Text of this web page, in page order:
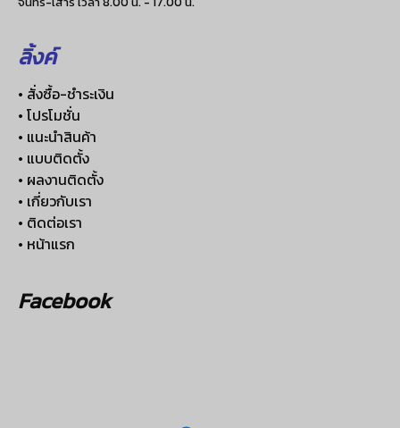
ลิ้งค์
• สั่งซื้อ-ชำระเงิน
• โปรโมชั่น
• แนะนำสินค้า
• แบบติดตั้ง
• ผลงานติดตั้ง
• เกี่ยวกับเรา
• ติดต่อเรา
• หน้าแรก
Facebook